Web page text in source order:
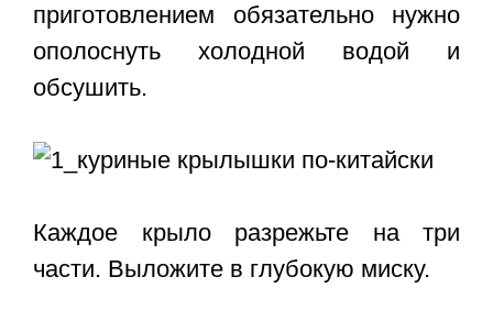
приготовлением обязательно нужно
ополоснуть холодной водой и
обсушить.
Каждое крыло разрежьте на три
части. Выложите в глубокую миску.